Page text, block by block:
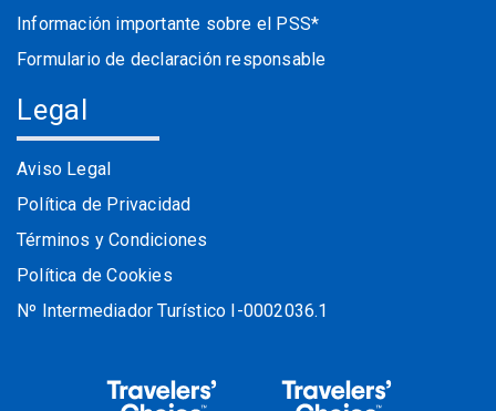
Información importante sobre el PSS*
Formulario de declaración responsable
Legal
Aviso Legal
Política de Privacidad
Términos y Condiciones
Política de Cookies
Nº Intermediador Turístico I-0002036.1